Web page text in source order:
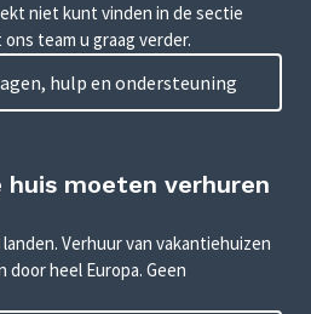
niet kunt vinden in de sectie
team u graag verder.
hulp en ondersteuning
huis moeten verhuren
Verhuur van vakantiehuizen
door heel Europa. Geen